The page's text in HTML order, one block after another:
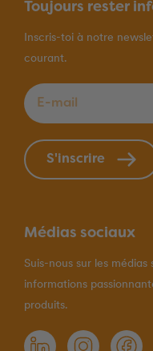
Toujours rester
Inscris-toi à notre
courant.
E-mail
S'inscrire
Médias sociaux
Suis-nous sur les
informations
produits.